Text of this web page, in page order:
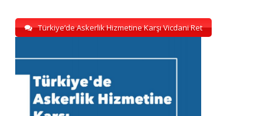
Türkiye’de Askerlik Hizmetine Karşı Vicdani Ret